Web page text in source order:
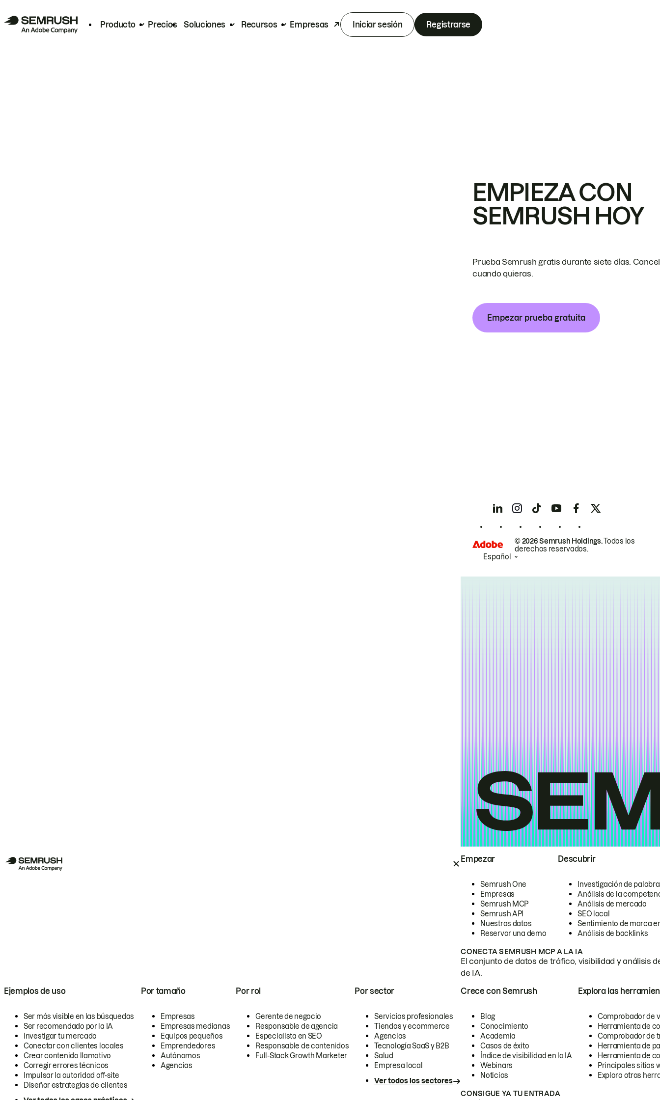
Producto Precios Soluciones Recursos Empresas Iniciar sesión Registrarse
Empezar
Semrush One
Empresas
Semrush MCP
Semrush API
Nuestros datos
Reservar una demo
Descubrir
Investigación de
Análisis de la
Análisis de mercado
SEO local
Sentimiento de marca
Análisis de backlinks
CONECTA SEMRUSH MCP A LA IA
El conjunto de datos de tráfico, visibilidad y análisis
de IA.
Ejemplos de uso
Ser más visible en las búsquedas
Ser recomendado por la IA
Investigar tu mercado
Conectar con clientes locales
Crear contenido llamativo
Corregir errores técnicos
Impulsar la autoridad off-site
Diseñar estrategias de clientes
Por tamaño
Empresas
Empresas medianas
Equipos pequeños
Emprendedores
Autónomos
Agencias
Por rol
Gerente de negocio
Responsable de agencia
Especialista en SEO
Responsable de contenidos
Full-Stack Growth Marketer
Por sector
Servicios profesionales
Tiendas y ecommerce
Agencias
Tecnología SaaS y B2B
Salud
Empresa local
Ver todos los sectores
Crece con Semrush
Blog
Conocimiento
Academia
Casos de éxito
Índice de visibilidad en la IA
Webinars
Noticias
Explora las
Comprobador de
Herramienta de
Comprobador de
Herramienta de
Herramienta de
Principales sitios
Explora otras
CONSIGUE YA TU ENTRADA
EMPIEZA CON
SEMRUSH HOY
Prueba Semrush gratis durante siete días.
cuando quieras.
Empezar prueba gratuita
© 2026 Semrush Holdings.Todos los
derechos reservados.
Español